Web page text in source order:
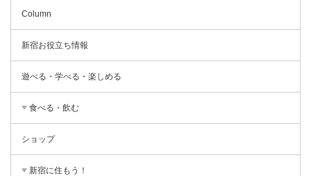
Column
新宿お役立ち情報
遊べる・学べる・楽しめる
食べる・飲む
ショップ
新宿に住もう！